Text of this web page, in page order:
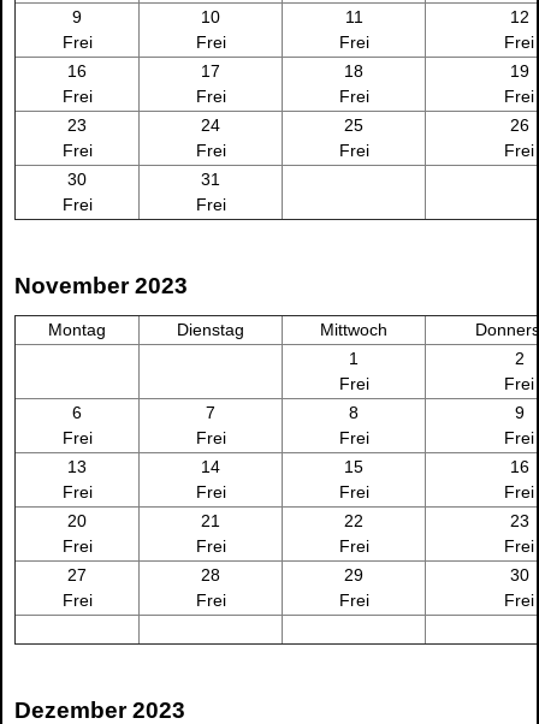
9
Frei
10
Frei
11
Frei
12
Frei
16
Frei
17
Frei
18
Frei
19
Frei
23
Frei
24
Frei
25
Frei
26
Frei
30
Frei
31
Frei
November 2023
Montag Dienstag Mittwoch
1
Frei
2
Frei
6
Frei
7
Frei
8
Frei
9
Frei
13
Frei
14
Frei
15
Frei
16
Frei
20
Frei
21
Frei
22
Frei
23
Frei
27
Frei
28
Frei
29
Frei
30
Frei
Dezember 2023